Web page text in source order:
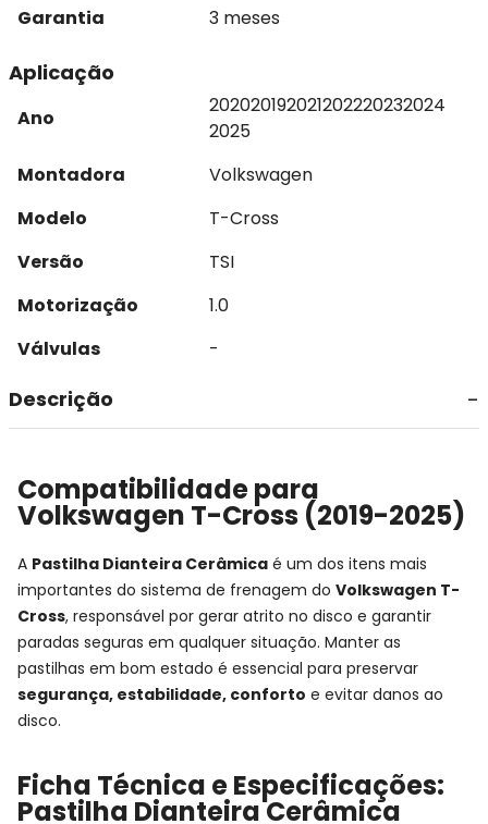
Garantia
3 meses
Aplicação
Ano
202020192021202220232024
2025
Montadora
Volkswagen
Modelo
T-Cross
Versão
TSI
Motorização
1.0
Válvulas
-
Descrição
Compatibilidade para
Volkswagen T-Cross (2019-2025)
A Pastilha Dianteira Cerâmica é um dos itens mais
importantes do sistema de frenagem do Volkswagen T-
Cross, responsável por gerar atrito no disco e garantir
paradas seguras em qualquer situação. Manter as
pastilhas em bom estado é essencial para preservar
segurança, estabilidade, conforto e evitar danos ao
disco.
Ficha Técnica e Especificações:
Pastilha Dianteira Cerâmica